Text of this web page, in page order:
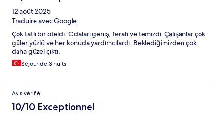
12 août 2025
Traduire avec Google
Çok tatlı bir oteldi. Odaları geniş, ferah ve temizdi. Çalışanlar çok
güler yüzlü ve her konuda yardımcılardı. Beklediğimizden çok
daha güzel çıktı.
Séjour de 3 nuits
Avis vérifié
10/10 Exceptionnel